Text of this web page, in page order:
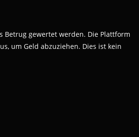
Betrug gewertet werden. Die Plattform
um Geld abzuziehen. Dies ist kein